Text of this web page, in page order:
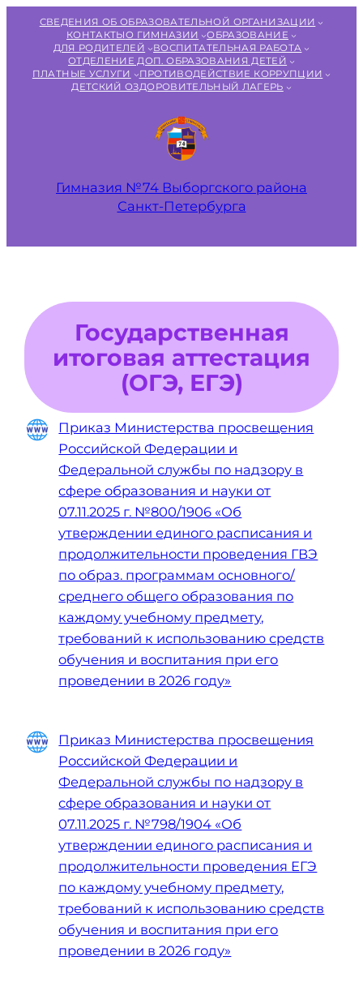
Перейти
содержимому
СВЕДЕНИЯ ОБ ОБРАЗОВАТЕЛЬНОЙ ОРГАНИЗАЦИИ
КОНТАКТЫО ГИМНАЗИИ
ОБРАЗОВАНИЕ
ДЛЯ РОДИТЕЛЕЙ
ВОСПИТАТЕЛЬНАЯ РАБОТА
ОТДЕЛЕНИЕ ДОП. ОБРАЗОВАНИЯ ДЕТЕЙ
ПЛАТНЫЕ УСЛУГИ
ПРОТИВОДЕЙСТВИЕ КОРРУПЦИИ
ДЕТСКИЙ ОЗДОРОВИТЕЛЬНЫЙ ЛАГЕРЬ
Гимназия №74 Выборгского района
Санкт‑Петербурга
Государственная
итоговая аттестация
(ОГЭ, ЕГЭ)
Приказ Министерства просвещения
Российской Федерации и
Федеральной службы по надзору в
сфере образования и науки от
07.11.2025 г. №800/1906 «Об
утверждении единого расписания и
продолжительности проведения ГВЭ
по образ. программам основного/
среднего общего образования по
каждому учебному предмету,
требований к использованию средств
обучения и воспитания при его
проведении в 2026 году»
Приказ Министерства просвещения
Российской Федерации и
Федеральной службы по надзору в
сфере образования и науки от
07.11.2025 г. №798/1904 «Об
утверждении единого расписания и
продолжительности проведения ЕГЭ
по каждому учебному предмету,
требований к использованию средств
обучения и воспитания при его
проведении в 2026 году»